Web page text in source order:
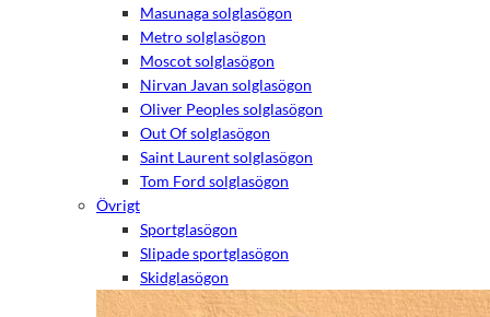
Masunaga solglasögon
Metro solglasögon
Moscot solglasögon
Nirvan Javan solglasögon
Oliver Peoples solglasögon
Out Of solglasögon
Saint Laurent solglasögon
Tom Ford solglasögon
Övrigt
Sportglasögon
Slipade sportglasögon
Skidglasögon